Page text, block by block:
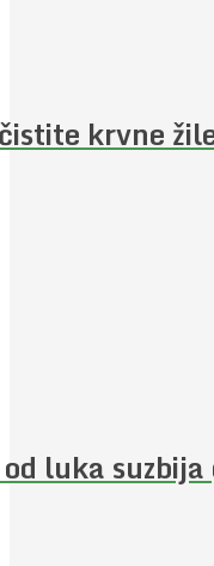
krvne
luka